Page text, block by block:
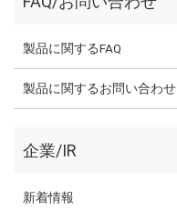
製品に関するFAQ
製品に関するお問い合わせ
企業/IR
新着情報